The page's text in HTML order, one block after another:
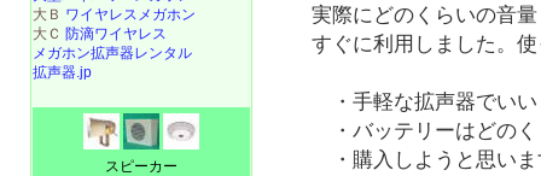
実際にどのくらいの音
すぐに利用しました。
・手軽な拡声器でいい
・バッテリーはどの
・購入しようと思いま
大Ｂ ワイヤレスメガホン
大Ｃ 防滴ワイヤレス
メガホン拡声器レンタル
拡声器.jp
スピーカー